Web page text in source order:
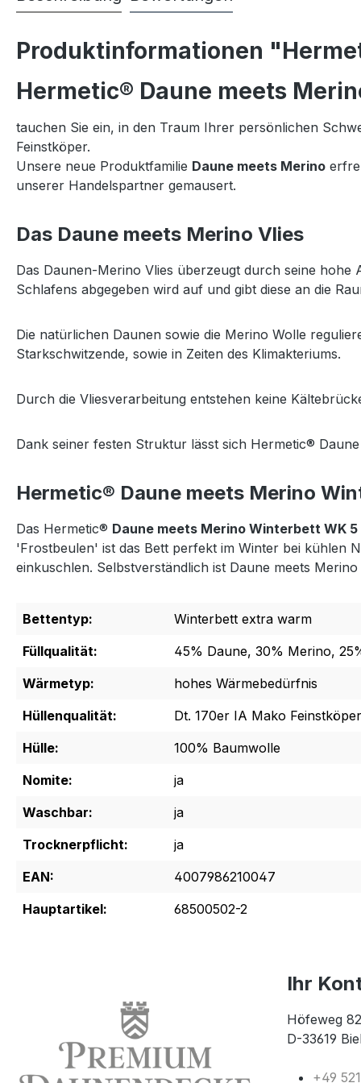
Produktinformationen
Hermetic® Daune meets
tauchen Sie ein, in den Traum Ihrer persönlichen
Feinstköper.
Unsere neue Produktfamilie Daune meets Merino
unserer Handelspartner gemausert.
Das Daune meets Merino Vlies
Das Daunen-Merino Vlies überzeugt durch seine hohe
Schlafens abgegeben wird auf und gibt diese an die
Die natürlichen Daunen sowie die Merino Wolle
Starkschwitzende, sowie in Zeiten des Klimakteriums.
Durch die Vliesverarbeitung entstehen keine
Dank seiner festen Struktur lässt sich Hermetic®
Hermetic® Daune meets Merino
Das Hermetic® Daune meets Merino Winterbett WK 5
'Frostbeulen' ist das Bett perfekt im Winter bei kühlen
einkuschlen. Selbstverständlich ist Daune meets
Bettentyp:
Winterbett extra warm
Füllqualität:
45% Daune, 30% Merino,
Wärmetyp:
hohes Wärmebedürfnis
Hüllenqualität:
Dt. 170er IA Mako Feinstköper
Hülle:
100% Baumwolle
Nomite:
ja
Waschbar:
ja
Trocknerpflicht:
ja
EAN:
4007986210047
Hauptartikel:
68500502-2
Ihr
Höfeweg
D-33619
+49